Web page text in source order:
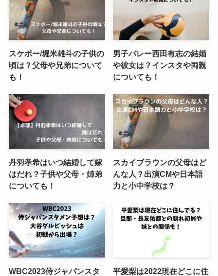
スケボー/堀米雄斗の子供の
頃は？父母や兄弟について
も！
男子バレー西田有志の結婚
や彼女は？インスタや両親
についても！
丹羽孝希はいつ結婚して嫁
はだれ？子供や父母・姉弟
についても！
スカイブラウンの父母はど
んな人？出演CMや日本語
力と小中学校は？
WBC2023侍ジャパンスタ 平愛梨は2022現在どこに住